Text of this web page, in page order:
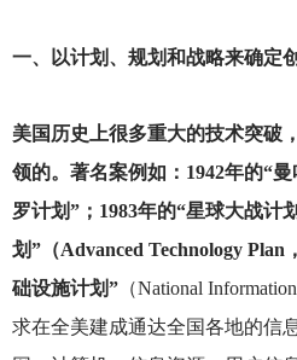
一、以计划、规划和战略来确定
美国历史上很多重大的技术突破
领的。著名案例如：1942年的“
罗计划”；1983年的“星球大战计
划”（Advanced Technology
础设施计划”（National
求在全美建成通达全国各地的信